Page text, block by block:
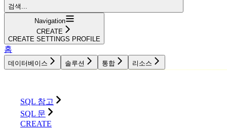
검색...
Navigation
CREATE
CREATE SETTINGS PROFILE
홈
데이터베이스 솔루션 통합 리소스
SQL 참고
SQL 문
CREATE